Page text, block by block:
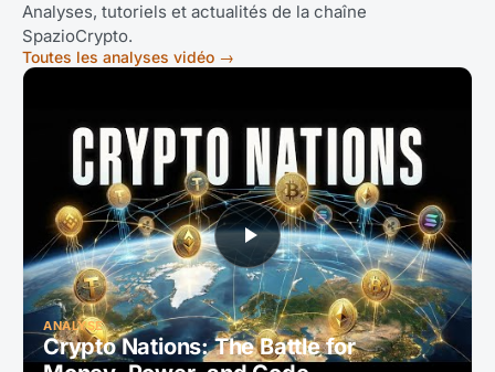
Analyses, tutoriels et actualités de la chaîne
SpazioCrypto.
Toutes les analyses vidéo →
ANALYSE
Crypto Nations: The Battle for